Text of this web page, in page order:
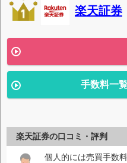
スタンレー証券
楽天証券
手数料一
楽天証券の口コミ・評判
個人的には売買手数